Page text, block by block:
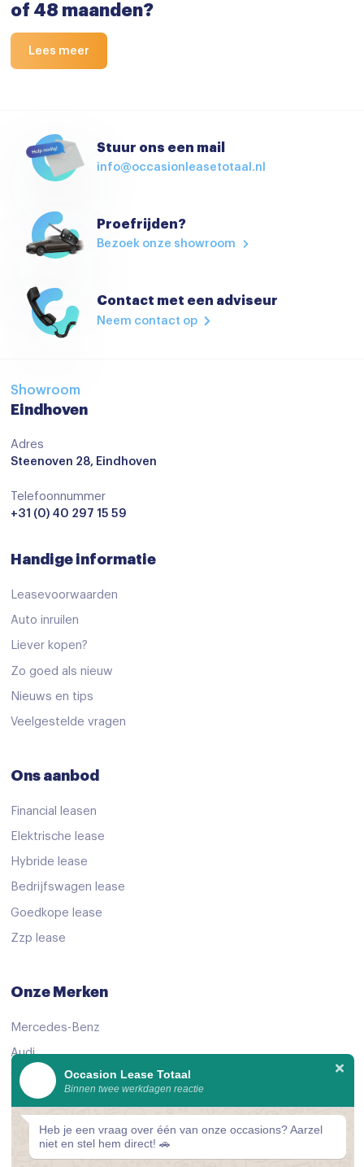
of 48 maanden?
Lees meer
Stuur ons een mail
info@occasionleasetotaal.nl
Proefrijden?
Bezoek onze showroom
Contact met een adviseur
Neem contact op
Showroom
Eindhoven
Adres
Steenoven 28, Eindhoven
Telefoonnummer
+31 (0) 40 297 15 59
Handige informatie
Leasevoorwaarden
Auto inruilen
Liever kopen?
Zo goed als nieuw
Nieuws en tips
Veelgestelde vragen
Ons aanbod
Financial leasen
Elektrische lease
Hybride lease
Bedrijfswagen lease
Goedkope lease
Zzp lease
Onze Merken
Mercedes-Benz
Audi
Volkswagen
Peugeot
Bekijk alle merken
Occasion Lease Totaal
Binnen twee werkdagen reactie
Heb je een vraag over één van onze occasions? Aarzel
niet en stel hem direct! 🚗